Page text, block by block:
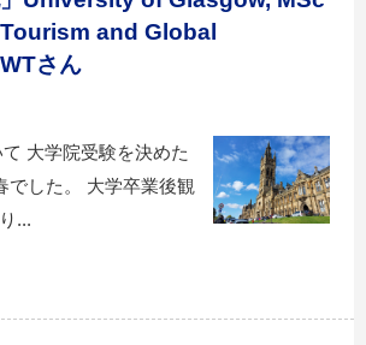
and Global
さん
大学院受験を決めた
でした。 大学卒業後観
...